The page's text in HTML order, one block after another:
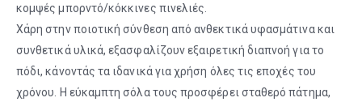
κομψές μπορντό/κόκκινες πινελιές.
Χάρη στην ποιοτική σύνθεση από ανθεκτικά υφασμάτινα και
συνθετικά υλικά, εξασφαλίζουν εξαιρετική διαπνοή για το
πόδι, κάνοντάς τα ιδανικά για χρήση όλες τις εποχές του
χρόνου. Η εύκαμπτη σόλα τους προσφέρει σταθερό πάτημα,